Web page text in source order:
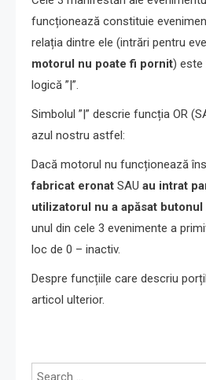
funcționează constituie
relația dintre ele (intrări pentru
motorul nu poate fi pornit) este
logică ”|”.
Simbolul ”|” descrie funcția OR
azul nostru astfel:
Dacă motorul nu funcționează
fabricat eronat SAU au intrat
utilizatorul nu a apăsat
unul din cele 3 evenimente a
loc de 0 – inactiv.
Despre funcțiile care descriu
articol ulterior.